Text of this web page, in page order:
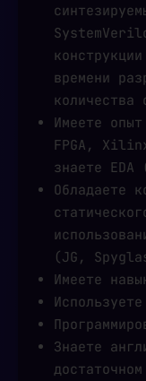
времени
количества
Имеете
FPGA,
знаете
Обладаете
(JG,
Имеете
Знаете